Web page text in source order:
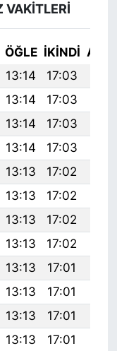
VAKITLERI
ÖĞLE İKINDI
13:14 17:03
13:14 17:03
13:14 17:03
13:14 17:03
13:13 17:02
13:13 17:02
13:13 17:02
13:13 17:02
13:13 17:01
13:13 17:01
13:13 17:01
13:13 17:01